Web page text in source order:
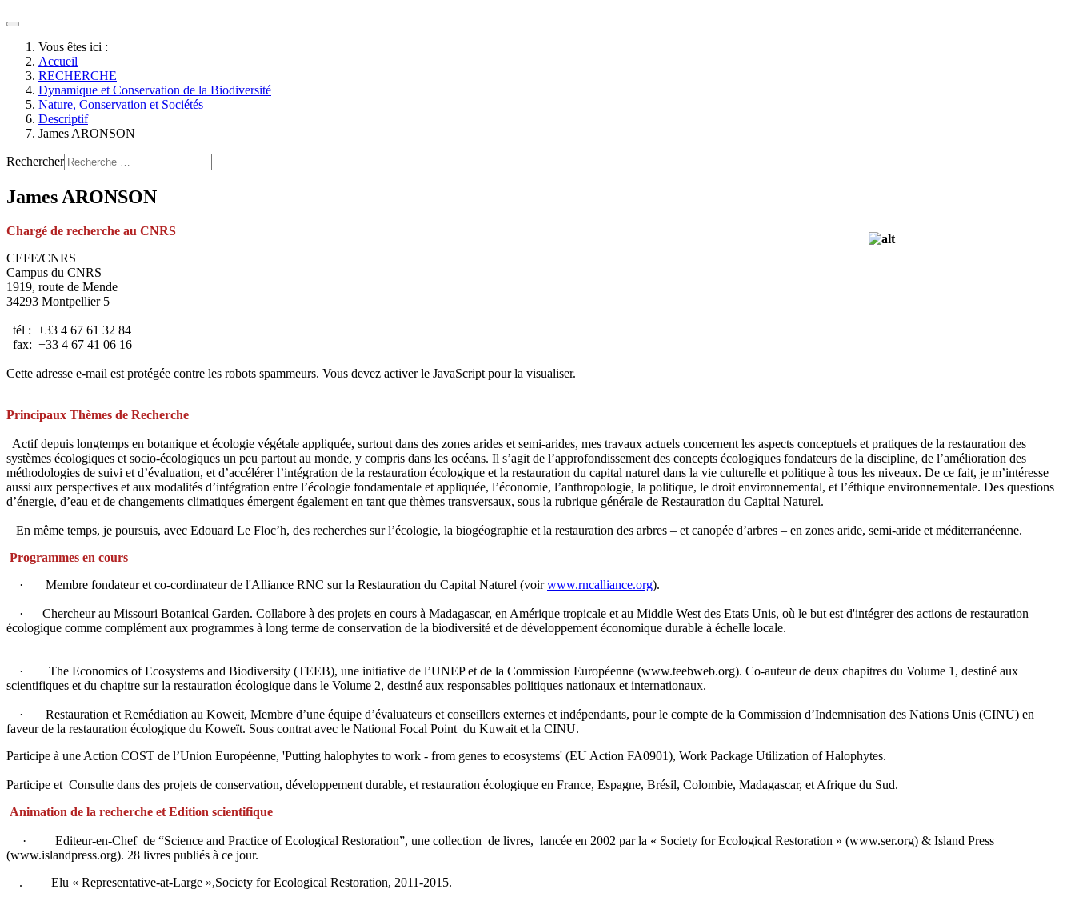
Vous êtes ici :
Accueil
RECHERCHE
Dynamique et Conservation de la Biodiversité
Nature, Conservation et Sociétés
Descriptif
James ARONSON
Rechercher
James ARONSON
Chargé de recherche au CNRS
CEFE/CNRS
Campus du CNRS
1919, route de Mende
34293 Montpellier 5
tél : +33 4 67 61 32 84
fax: +33 4 67 41 06 16
Cette adresse e-mail est protégée contre les robots spammeurs. Vous devez activer le JavaScript pour la visualiser.
Principaux Thèmes de Recherche
Actif depuis longtemps en botanique et écologie végétale appliquée, surtout dans des zones arides et semi-arides, mes travaux actuels concernent les aspects conceptuels et pratiques de la restauration des
systèmes écologiques et socio-écologiques un peu partout au monde, y compris dans les océans. Il s’agit de l’approfondissement des concepts écologiques fondateurs de la discipline, de l’amélioration des
méthodologies de suivi et d’évaluation, et d’accélérer l’intégration de la restauration écologique et la restauration du capital naturel dans la vie culturelle et politique à tous les niveaux. De ce fait, je m’intéresse
aussi aux perspectives et aux modalités d’intégration entre l’écologie fondamentale et appliquée, l’économie, l’anthropologie, la politique, le droit environnemental, et l’éthique environnementale. Des questions
d’énergie, d’eau et de changements climatiques émergent également en tant que thèmes transversaux, sous la rubrique générale de Restauration du Capital Naturel.
En même temps, je poursuis, avec Edouard Le Floc’h, des recherches sur l’écologie, la biogéographie et la restauration des arbres – et canopée d’arbres – en zones aride, semi-aride et méditerranéenne.
Programmes en cours
· Membre fondateur et co-cordinateur de l'Alliance RNC sur la Restauration du Capital Naturel (voirwww.rncalliance.org).
· Chercheur au Missouri Botanical Garden. Collabore à des projets en cours à Madagascar, en Amérique tropicale et au Middle West des Etats Unis, où le but est d'intégrer des actions de restauration
écologique comme complément aux programmes à long terme de conservation de la biodiversité et de développement économique durable à échelle locale.
· The Economics of Ecosystems and Biodiversity (TEEB), une initiative de l’UNEP et de la Commission Européenne (www.teebweb.org). Co-auteur de deux chapitres du Volume 1, destiné aux
scientifiques et du chapitre sur la restauration écologique dans le Volume 2, destiné aux responsables politiques nationaux et internationaux.
· Restauration et Remédiation au Koweit, Membre d’une équipe d’évaluateurs et conseillers externes et indépendants, pour le compte de la Commission d’Indemnisation des Nations Unis (CINU) en
faveur de la restauration écologique du Koweït. Sous contrat avec le National Focal Point du Kuwait et la CINU.
Participe à une Action COST de l’Union Européenne, 'Putting halophytes to work - from genes to ecosystems' (EU Action FA0901), Work Package Utilization of Halophytes.
Participe et Consulte dans des projets de conservation, développement durable, et restauration écologique en France, Espagne, Brésil, Colombie, Madagascar, et Afrique du Sud.
Animation de la recherche et Edition scientifique
· Editeur-en-Chef de “Science and Practice of Ecological Restoration”, une collection de livres, lancée en 2002 par la « Society for Ecological Restoration » (www.ser.org) & Island Press
(www.islandpress.org). 28 livres publiés à ce jour.
. Elu « Representative-at-Large »,Society for Ecological Restoration, 2011-2015.